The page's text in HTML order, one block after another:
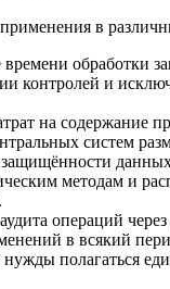
в
обработки
контролей и
на содержание
систем
данных
методам и
операций
в всякий
полагаться